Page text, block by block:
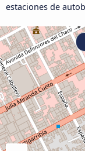
estaciones de